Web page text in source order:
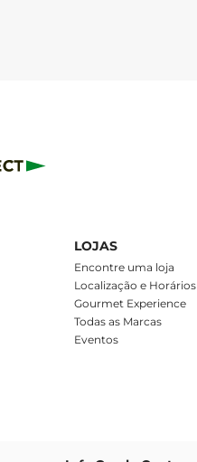
LOJAS
Encontre uma loja
Localização e Horários
Gourmet Experience
Todas as Marcas
Eventos